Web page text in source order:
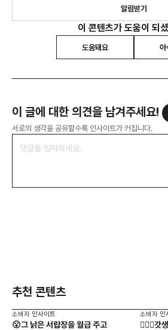
알림받기
이 콘텐츠가 도움이 되
도움돼요 아
이 글에 대한 의견을 남겨주세요!
서로의 생각을 공유할수록 인사이트가 커집니다.
추천 콘텐츠
소비자 인사이트
😮그 낡은 서랍장을 월급 주고
소비자 인
🏋🏻‍♂️갓